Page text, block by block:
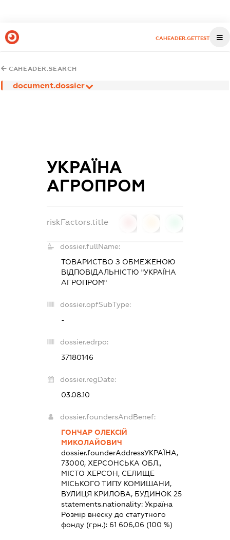
CAHEADER.GETTEST
CAHEADER.SEARCH
document.dossier
УКРАЇНА
АГРОПРОМ
riskFactors.title
dossier.fullName:
ТОВАРИСТВО З ОБМЕЖЕНОЮ
ВІДПОВІДАЛЬНІСТЮ "УКРАЇНА
АГРОПРОМ"
dossier.opfSubType:
-
dossier.edrpo:
37180146
dossier.regDate:
03.08.10
dossier.foundersAndBenef:
ГОНЧАР ОЛЕКСІЙ
МИКОЛАЙОВИЧ
dossier.founderAddressУКРАЇНА,
73000, ХЕРСОНСЬКА ОБЛ.,
МІСТО ХЕРСОН, СЕЛИЩЕ
МІСЬКОГО ТИПУ КОМИШАНИ,
ВУЛИЦЯ КРИЛОВА, БУДИНОК 25
statements.nationality: Україна
Розмір внеску до статутного
фонду (грн.): 61 606,06 (100 %)